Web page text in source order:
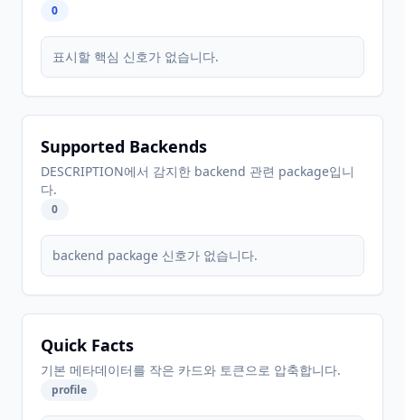
0
표시할 핵심 신호가 없습니다.
Supported Backends
DESCRIPTION에서 감지한 backend 관련 package입니
다.
0
backend package 신호가 없습니다.
Quick Facts
기본 메타데이터를 작은 카드와 토큰으로 압축합니다.
profile